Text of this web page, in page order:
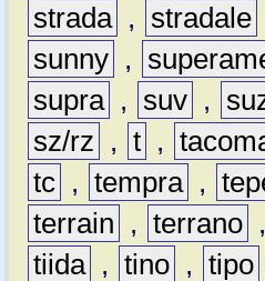
strada , stradale
sunny ,
supra , suv ,
sz/rz
, t ,
tc , tempra ,
terrain
, terrano ,
tiida , tino , tipo